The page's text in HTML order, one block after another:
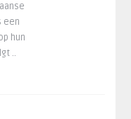
een
hun
..